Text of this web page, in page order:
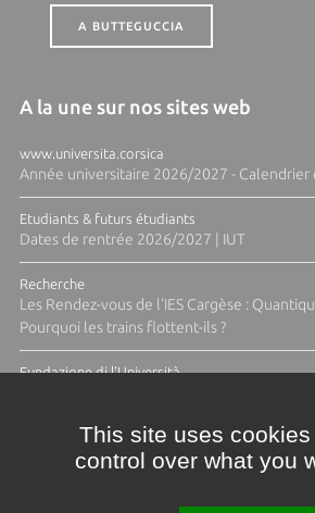
A BUTTEGUCCIA
A la une sur nos sites web
www.universita.corsica
Année universitaire 2026/2027 - Calendrier
Etudiants & futurs étudiants
Dates de rentrée 2026/2027 | IUT
Recherche
Les Rendez-vous de l'IES Cargèse :
Pourquoi les trains flottent-ils ?
Fundazione di l'Università
This site uses
control over what you